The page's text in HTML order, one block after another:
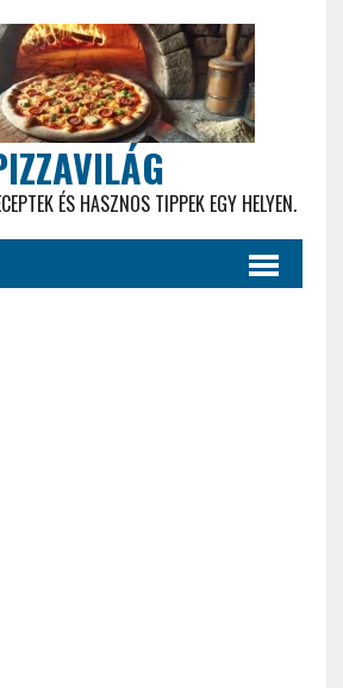
ÉS HASZNOS TIPPEK EGY HELYEN.